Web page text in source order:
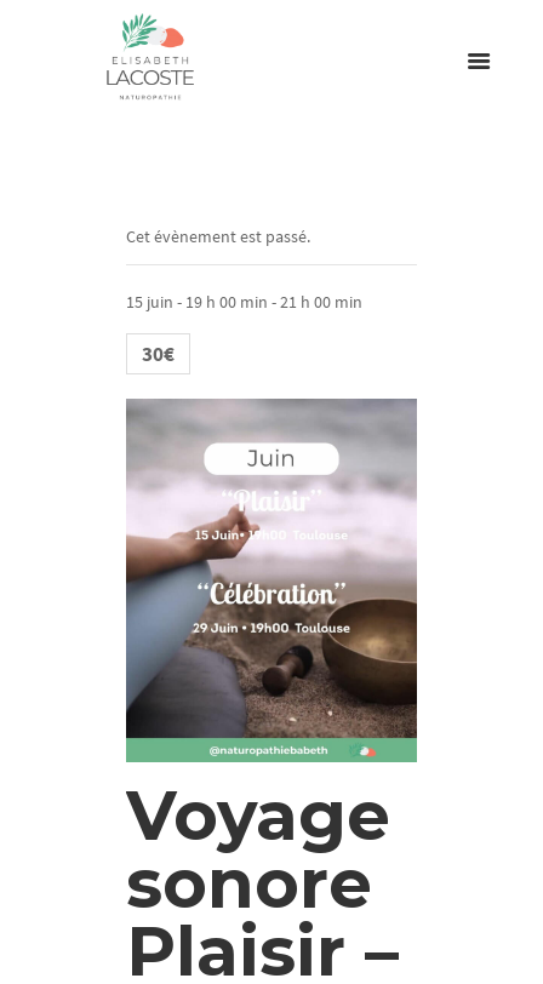
Cet évènement est passé.
15 juin - 19 h 00 min -21 h 00 min
30€
Voyage
sonore
Plaisir –